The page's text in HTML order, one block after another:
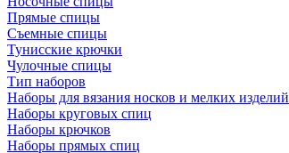
Прямые спицы
Съемные спицы
Тунисские крючки
Чулочные спицы
Тип наборов
Наборы для вязания носков и мелких изделий
Наборы круговых спиц
Наборы крючков
Наборы прямых спиц